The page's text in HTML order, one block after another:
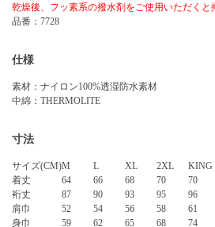
乾燥後、フッ素系の撥水剤をご使用いただくと
品番：7728
仕様
素材：ナイロン100%透湿防水素材
中綿：THERMOLITE
寸法
サイズ(CM)M L XL 2XL
KING
着丈
64 66 68 70
70
裄丈
87 90 93 95
96
肩巾
52 54 56 58
61
身巾
59 62 65 68 74